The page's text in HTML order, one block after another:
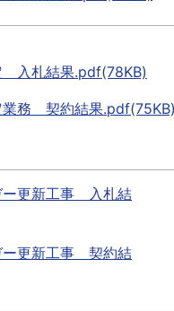
入札結果.pdf(78KB)
業務 契約結果
ー更新工事 入札結
ー更新工事 契約結